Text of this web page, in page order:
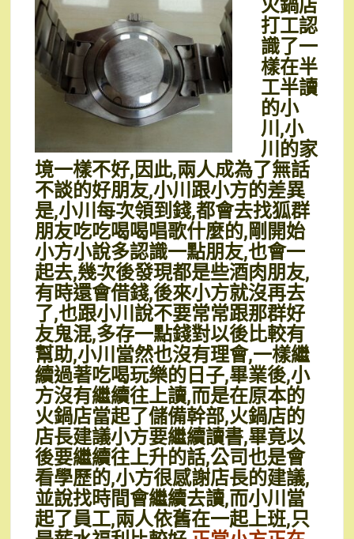
火鍋店
打工認
識了一
樣在半
工半讀
的小
川,小
川的家
境一樣不好,因此,兩人成為了無話
不談的好朋友,小川跟小方的差異
是,小川每次領到錢,都會去找狐群
朋友吃吃喝喝唱歌什麼的,剛開始
小方小說多認識一點朋友,也會一
起去,幾次後發現都是些酒肉朋友,
有時還會借錢,後來小方就沒再去
了,也跟小川說不要常常跟那群好
友鬼混,多存一點錢對以後比較有
幫助,小川當然也沒有理會,一樣繼
續過著吃喝玩樂的日子,畢業後,小
方沒有繼續往上讀,而是在原本的
火鍋店當起了儲備幹部,火鍋店的
店長建議小方要繼續讀書,畢竟以
後要繼續往上升的話,公司也是會
看學歷的,小方很感謝店長的建議,
並說找時間會繼續去讀,而小川當
起了員工,兩人依舊在一起上班,只